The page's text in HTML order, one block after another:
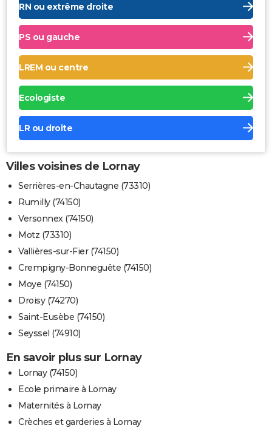
RN ou extrême droite
PS ou gauche
LREM ou centre
Ecologiste
LR ou droite
Villes voisines de Lornay
Serrières-en-Chautagne (73310)
Rumilly (74150)
Versonnex (74150)
Motz (73310)
Vallières-sur-Fier (74150)
Crempigny-Bonneguête (74150)
Moye (74150)
Droisy (74270)
Saint-Eusèbe (74150)
Seyssel (74910)
En savoir plus sur Lornay
Lornay (74150)
Ecole primaire à Lornay
Maternités à Lornay
Crèches et garderies à Lornay